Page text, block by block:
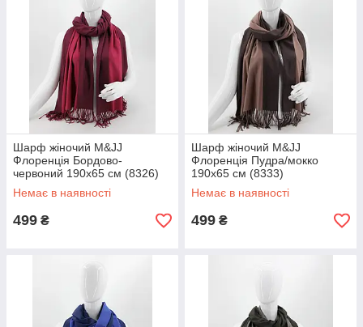
Шарф жіночий M&JJ
Флоренція Бордово-
червоний 190х65 см (8326)
Немає в наявності
499 ₴
Шарф жіночий M&JJ
Флоренція Пудра/мокко
190х65 см (8333)
Немає в наявності
499 ₴